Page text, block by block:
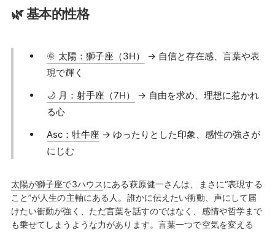
🌿 基本的性格
🌞 太陽：獅子座（3H）
→ 自信と存在感、言葉や表
現で輝く
🌙 月：射手座（7H）
→ 自由を求め、理想に惹かれ
る心
Asc：牡牛座 → ゆったりとした印象、感性の強さが
にじむ
太陽が獅子座で3ハウスにある萩原健一さんは、まさに“表現する
こと”が人生の主軸にある人。誰かに伝えたい衝動、声にして届
けたい衝動が強く、ただ言葉を話すのではなく、感情や哲学まで
も乗せてしまうような力があります。言葉一つで空気を変える